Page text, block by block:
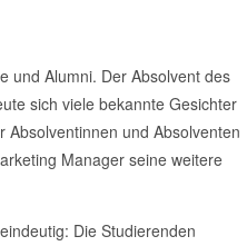
und Alumni. Der Absolvent des
sich viele bekannte Gesichter
Absolventinnen und Absolventen
Manager seine weitere
Die Studierenden